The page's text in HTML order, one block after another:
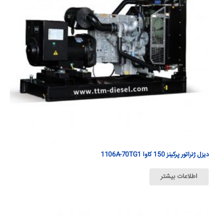
دیزل ژنراتور پرکینز 150 كاوآ 1106A-70TG1
اطلاعات بیشتر